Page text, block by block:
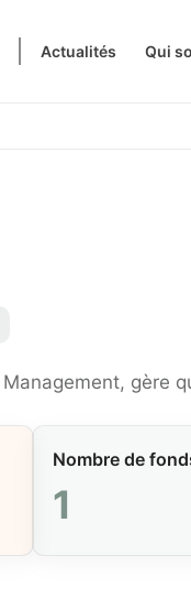
Actualités Qui
Nombre de
1